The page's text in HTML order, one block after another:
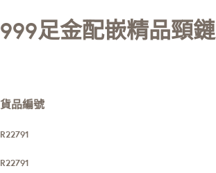
999足金配嵌精品頸鏈
貨品編號
R22791
R22791